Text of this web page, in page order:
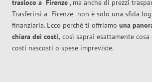
trasloco a Firenze , ma anche di prezzi
Trasferirsi a Firenze non è solo una sfida
finanziaria. Ecco perché ti offriamo una
chiara dei costi, così saprai esattamente cosa
costi nascosti o spese impreviste.